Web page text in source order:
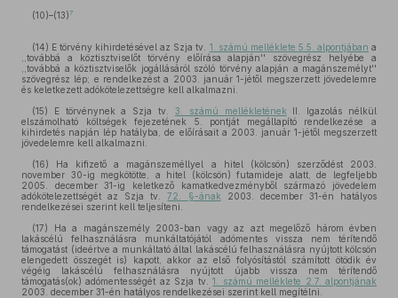
(10)–(13)7
(14) E törvény kihirdetésével az Szja tv. 1. számú melléklete 5.5. alpontjában a
,,továbbá a köztisztviselőt törvény előírása alapján'' szövegrész helyébe a
,,továbbá a köztisztviselők jogállásáról szóló törvény alapján a magánszemélyt''
szövegrész lép; e rendelkezést a 2003. január 1-jétől megszerzett jövedelemre
és keletkezett adókötelezettségre kell alkalmazni.
(15) E törvénynek a Szja tv. 3. számú mellékletének II. Igazolás nélkül
elszámolható költségek fejezetének 5. pontját megállapító rendelkezése a
kihirdetés napján lép hatályba, de előírásait a 2003. január 1-jétől megszerzett
jövedelemre kell alkalmazni.
(16) Ha kifizető a magánszeméllyel a hitel (kölcsön) szerződést 2003.
november 30-ig megkötötte, a hitel (kölcsön) futamideje alatt, de legfeljebb
2005. december 31-ig keletkező kamatkedvezményből származó jövedelem
adókötelezettségét az Szja tv.72. §-ának 2003. december 31-én hatályos
rendelkezései szerint kell teljesíteni.
(17) Ha a magánszemély 2003-ban vagy az azt megelőző három évben
lakáscélú felhasználásra munkáltatójától adómentes vissza nem térítendő
támogatást (ideértve a munkáltató által lakáscélú felhasználásra nyújtott kölcsön
elengedett összegét is) kapott, akkor az első folyósítástól számított ötödik év
végéig lakáscélú felhasználásra nyújtott újabb vissza nem térítendő
támogatás(ok) adómentességét az Szja tv.1. számú melléklete 2.7. alpontjának
2003. december 31-én hatályos rendelkezései szerint kell megítélni.